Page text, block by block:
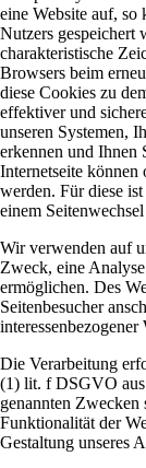
eine Website auf, so
Nutzers gespeichert
charakteristische
Browsers beim
diese Cookies zu
effektiver und
unseren Systemen,
erkennen und Ihnen
Internetseite können
werden. Für diese
einem
Wir verwenden auf
Zweck, eine
ermöglichen. Des
Seitenbesucher
Die Verarbeitung
(1) lit. f DSGVO aus
genannten
Funktionalität der
Gestaltung unseres